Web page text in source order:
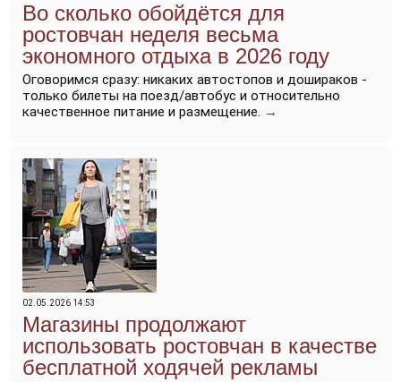
Во сколько обойдётся для
ростовчан неделя весьма
экономного отдыха в 2026 году
Оговоримся сразу: никаких автостопов и дошираков -
только билеты на поезд/автобус и относительно
качественное питание и размещение. →
02.05.2026 14:53
Магазины продолжают
использовать ростовчан в качестве
бесплатной ходячей рекламы